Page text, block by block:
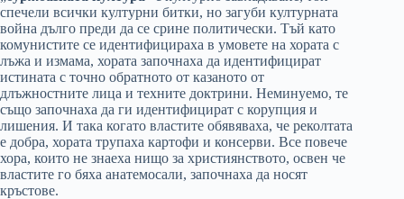
спечели всички културни битки, но загуби културната
война дълго преди да се срине политически. Тъй като
комунистите се идентифицираха в умовете на хората с
лъжа и измама, хората започнаха да идентифицират
истината с точно обратното от казаното от
длъжностните лица и техните доктрини. Неминуемо, те
също започнаха да ги идентифицират с корупция и
лишения. И така когато властите обявяваха, че реколтата
е добра, хората трупаха картофи и консерви. Все повече
хора, които не знаеха нищо за християнството, освен че
властите го бяха анатемосали, започнаха да носят
кръстове.